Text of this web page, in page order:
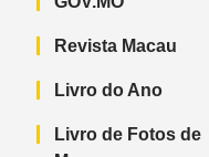
Revista Macau
Livro do Ano
Livro de Fotos de